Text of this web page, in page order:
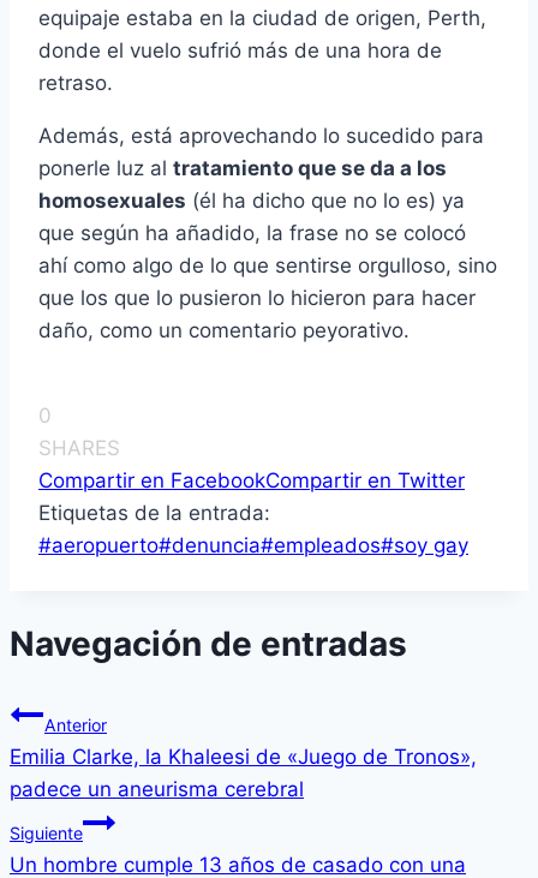
equipaje estaba en la ciudad de origen, Perth,
donde el vuelo sufrió más de una hora de
retraso.
Además, está aprovechando lo sucedido para
ponerle luz al tratamiento que se da a los
homosexuales (él ha dicho que no lo es) ya
que según ha añadido, la frase no se colocó
ahí como algo de lo que sentirse orgulloso, sino
que los que lo pusieron lo hicieron para hacer
daño, como un comentario peyorativo.
0
SHARES
Compartir en FacebookCompartir en Twitter
Etiquetas de la entrada:
#aeropuerto#denuncia#empleados#soy gay
Navegación de entradas
Anterior
Emilia Clarke, la Khaleesi de «Juego de Tronos»,
padece un aneurisma cerebral
Siguiente
Un hombre cumple 13 años de casado con una